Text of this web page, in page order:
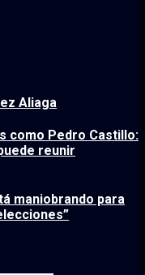
Aliaga
como Pedro Castillo:
reunir
maniobrando para